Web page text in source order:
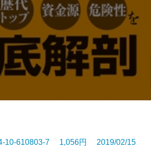
10-610803-7 1,056円 2019/02/15